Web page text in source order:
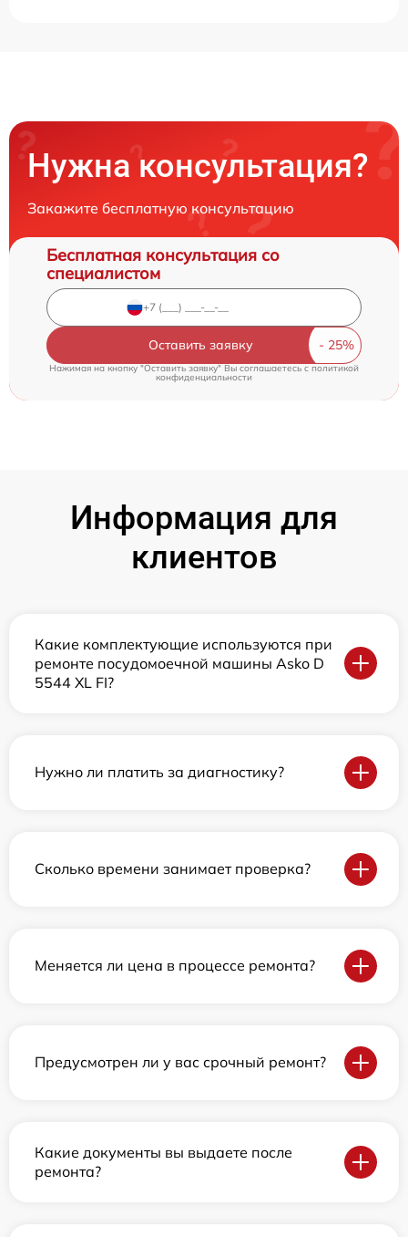
Нужна консультация?
Закажите бесплатную консультацию
Бесплатная консультация со
специалистом
Оставить заявку
Нажимая на кнопку "Оставить заявку" Вы соглашаетесь cполитикой
конфиденциальности
Информация для
клиентов
Какие комплектующие используются при
ремонте посудомоечной машины Asko D
5544 XL FI?
Нужно ли платить за диагностику?
Сколько времени занимает проверка?
Меняется ли цена в процессе ремонта?
Предусмотрен ли у вас срочный ремонт?
Какие документы вы выдаете после
ремонта?